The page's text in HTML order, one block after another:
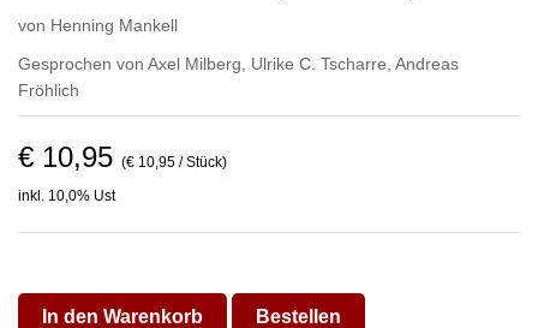
von Henning Mankell
Gesprochen von Axel Milberg Ulrike C. Tscharre Andreas
Fröhlich
€ 10,95 (€ 10,95 / Stück)
inkl. 10,0% Ust
In den Warenkorb Bestellen